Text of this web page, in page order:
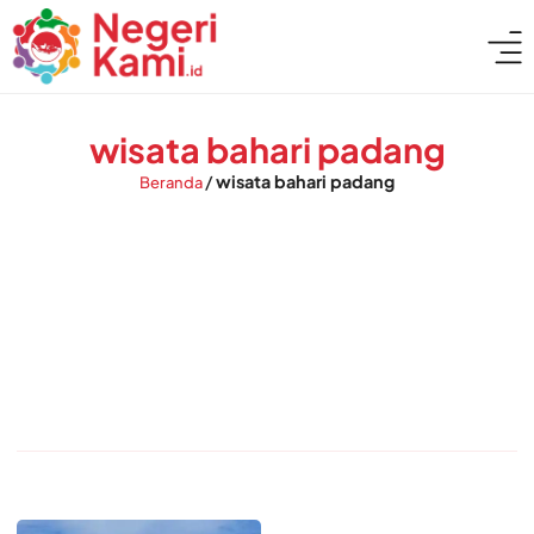
wisata bahari padang
Beranda/wisata bahari padang